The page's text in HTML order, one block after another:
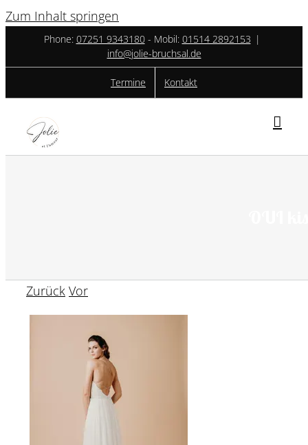
Zum Inhalt springen
Phone: 07251 9343180- ‎Mobil: 01514 2892153 |
info@jolie-bruchsal.de
Termine Kontakt
Zurück Vor